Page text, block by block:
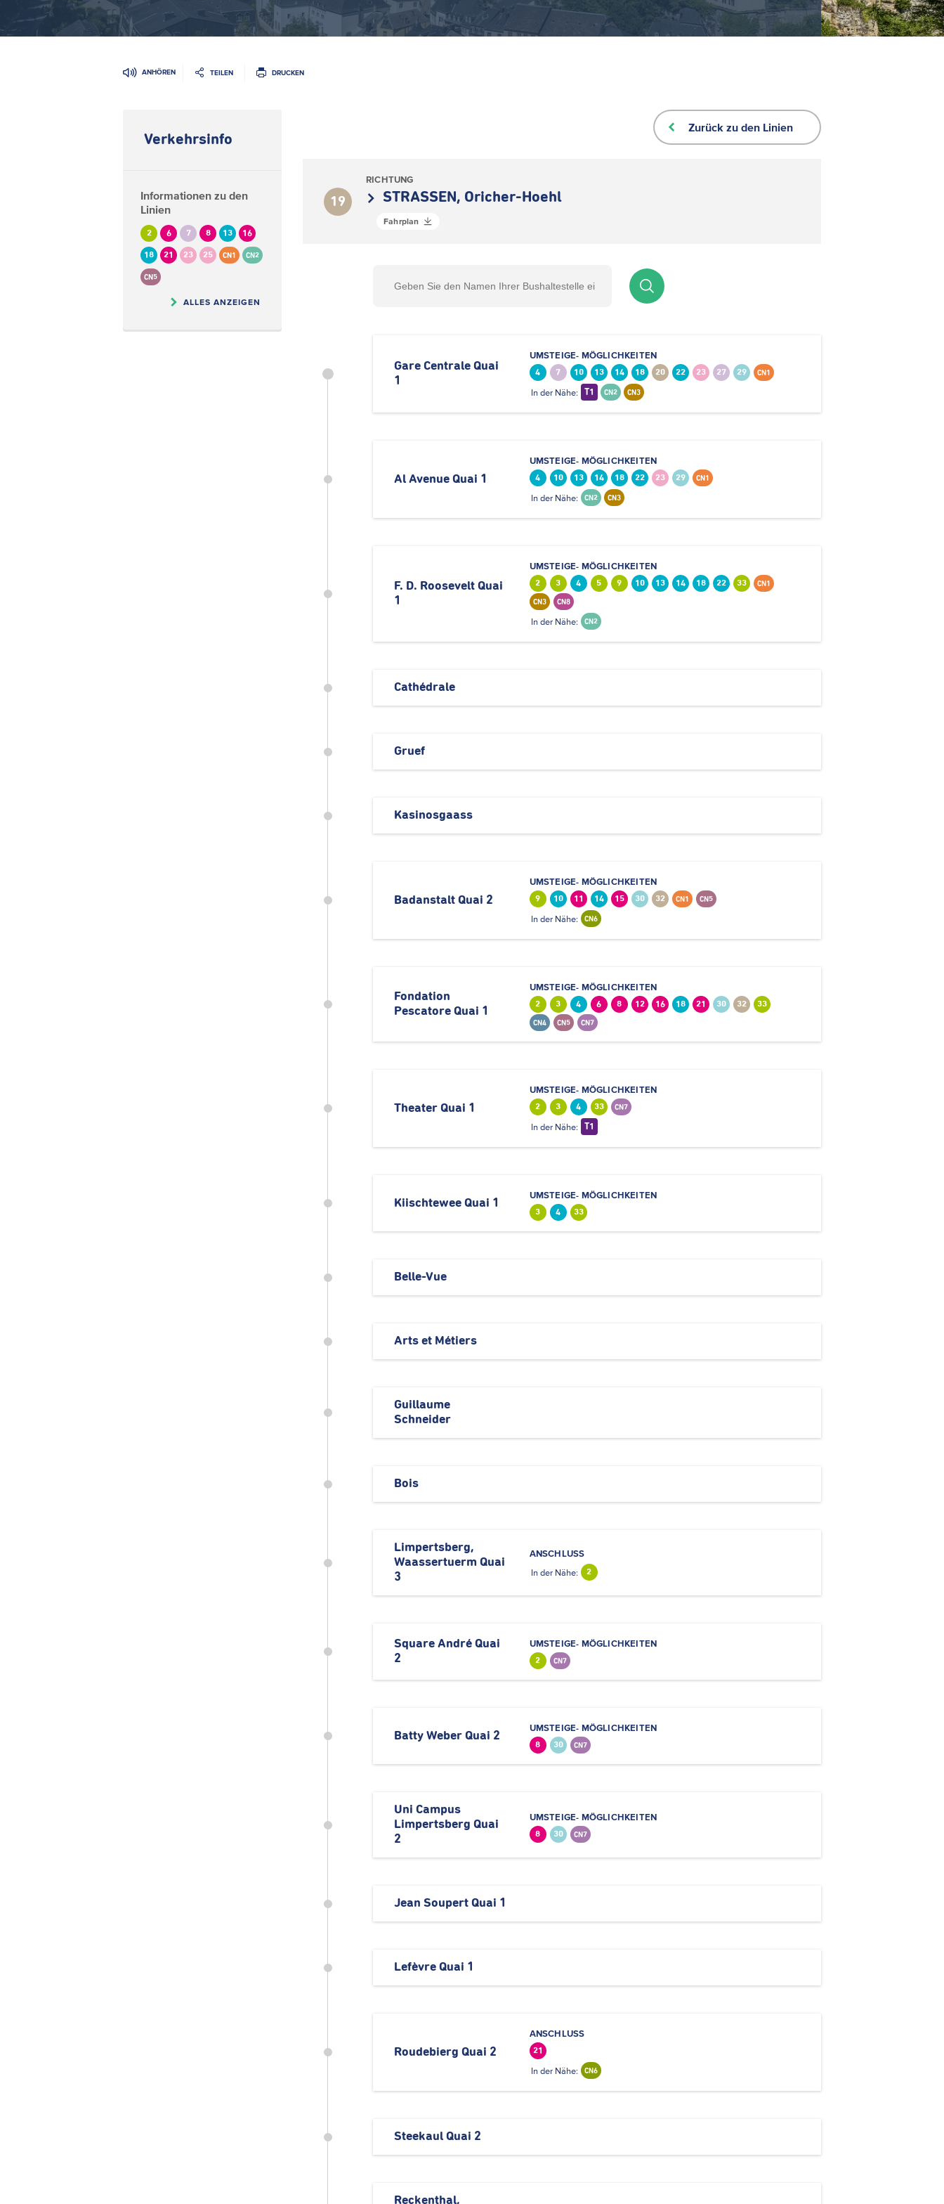
ANHÖREN TEILEN DRUCKEN
Verkehrsinfo
Informationen zu den
Linien
2 6 7 8 13 16
18 21 23 25 CN1 CN2
CN5
ALLES ANZEIGEN
Zurück zu den Linien
19
RICHTUNG
STRASSEN, Oricher-Hoehl
Fahrplan
Gare Centrale Quai
1
UMSTEIGE- MÖGLICHKEITEN
4 7 10 13 14 18 20 22 23 27 29 CN1
In der Nähe: T1 CN2 CN3
Al Avenue Quai 1
UMSTEIGE- MÖGLICHKEITEN
4 10 13 14 18 22 23 29 CN1
In der Nähe: CN2 CN3
F. D. Roosevelt Quai
1
UMSTEIGE- MÖGLICHKEITEN
2 3 4 5 9 10 13 14 18 22 33 CN1
CN3 CN8
In der Nähe: CN2
Cathédrale
Gruef
Kasinosgaass
Badanstalt Quai 2
UMSTEIGE- MÖGLICHKEITEN
9 10 11 14 15 30 32 CN1 CN5
In der Nähe: CN6
Fondation
Pescatore Quai 1
UMSTEIGE- MÖGLICHKEITEN
2 3 4 6 8 12 16 18 21 30 32 33
CN4 CN5 CN7
Theater Quai 1
UMSTEIGE- MÖGLICHKEITEN
2 3 4 33 CN7
In der Nähe: T1
Kiischtewee Quai 1
UMSTEIGE- MÖGLICHKEITEN
3 4 33
Belle-Vue
Arts et Métiers
Guillaume
Schneider
Bois
Limpertsberg,
Waassertuerm Quai
3
ANSCHLUSS
In der Nähe:
2
Square André Quai
2
UMSTEIGE- MÖGLICHKEITEN
2 CN7
Batty Weber Quai 2
UMSTEIGE- MÖGLICHKEITEN
8 30 CN7
Uni Campus
Limpertsberg Quai
2
UMSTEIGE- MÖGLICHKEITEN
8 30 CN7
Jean Soupert Quai 1
Lefèvre Quai 1
Roudebierg Quai 2
ANSCHLUSS
21
In der Nähe: CN6
Steekaul Quai 2
Reckenthal,